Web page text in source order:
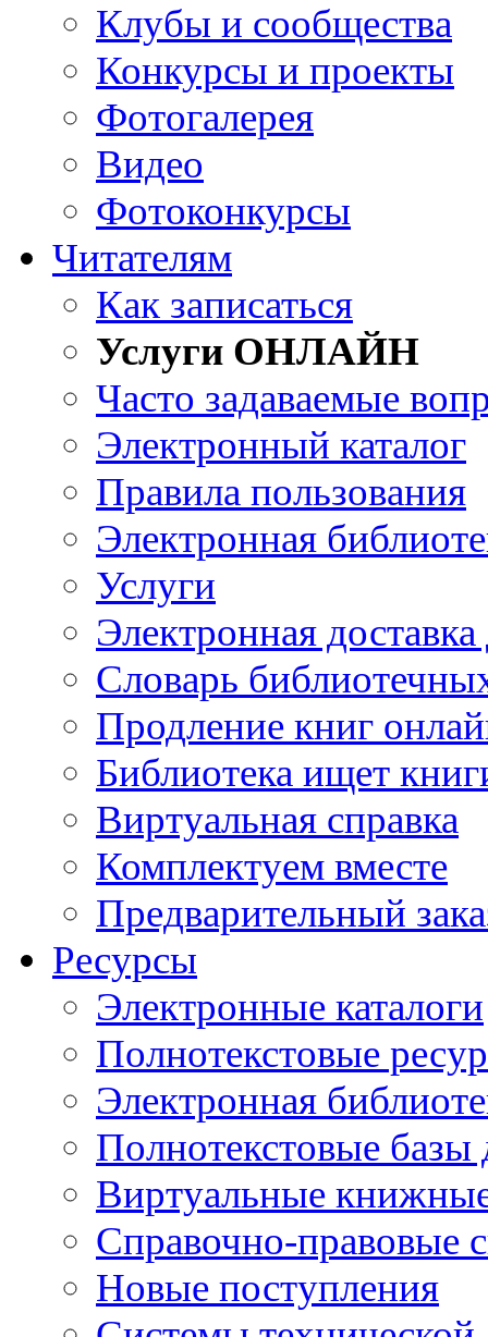
Клубы и сообщества
Конкурсы и проекты
Фотогалерея
Видео
Фотоконкурсы
Читателям
Как записаться
Услуги ОНЛАЙН
Часто задаваемые
Электронный каталог
Правила пользования
Электронная
Услуги
Электронная
Словарь
Продление книг
Библиотека ищет
Виртуальная справка
Комплектуем вместе
Предварительный
Ресурсы
Электронные каталоги
Полнотекстовые
Электронная
Полнотекстовые
Виртуальные
Справочно-правовые
Новые поступления